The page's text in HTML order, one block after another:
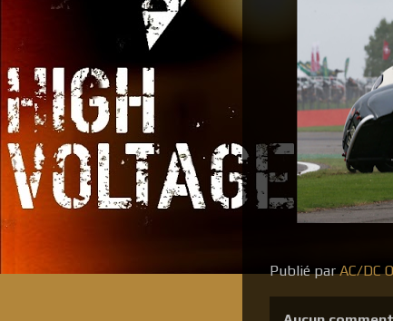
Publié parAC/DC